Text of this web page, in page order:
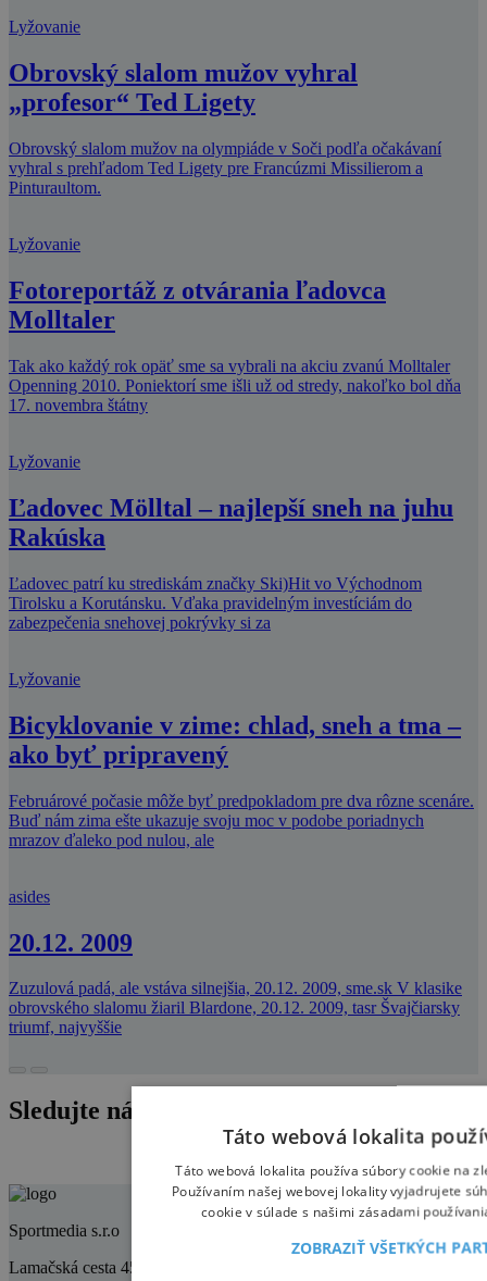
Lyžovanie
Obrovský slalom mužov vyhral
„profesor“ Ted Ligety
Obrovský slalom mužov na olympiáde v Soči podľa očakávaní
vyhral s prehľadom Ted Ligety pre Francúzmi Missilierom a
Pinturaultom.
Lyžovanie
Fotoreportáž z otvárania ľadovca
Molltaler
Tak ako každý rok opäť sme sa vybrali na akciu zvanú Molltaler
Openning 2010. Poniektorí sme išli už od stredy, nakoľko bol dňa
17. novembra štátny
Lyžovanie
Ľadovec Mölltal – najlepší sneh na juhu
Rakúska
Ľadovec patrí ku strediskám značky Ski)Hit vo Východnom
Tirolsku a Korutánsku. Vďaka pravidelným investíciám do
zabezpečenia snehovej pokrývky si za
Lyžovanie
Bicyklovanie v zime: chlad, sneh a tma –
ako byť pripravený
Februárové počasie môže byť predpokladom pre dva rôzne scenáre.
Buď nám zima ešte ukazuje svoju moc v podobe poriadnych
mrazov ďaleko pod nulou, ale
asides
20.12. 2009
Zuzulová padá, ale vstáva silnejšia, 20.12. 2009, sme.sk V klasike
obrovského slalomu žiaril Blardone, 20.12. 2009, tasr Švajčiarsky
triumf, najvyššie
Sledujte nás na instagrame
Sportmedia s.r.o
Lamačská cesta 45, 841 03 Bratislava
Táto webová lokalita
Táto webová lokalita používa súbory cookie na
Používaním našej webovej lokality vyjadrujete
cookie v súlade s našimi zásadami
ZOBRAZIŤ VŠETKÝCH